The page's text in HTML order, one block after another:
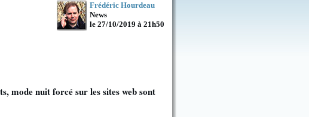
Frédéric Hourdeau
News
le 27/10/2019 à 21h50
mode nuit forcé sur les sites web sont